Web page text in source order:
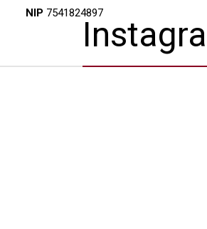
NIP 7541824897